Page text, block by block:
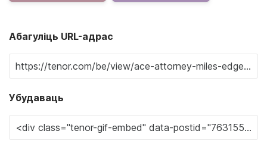
Абагуліць URL-адрас
Убудаваць